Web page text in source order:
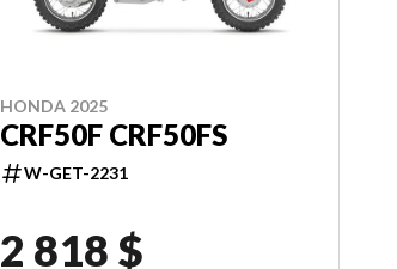
HONDA 2025
CRF50F CRF50FS
W-GET-2231
2 818 $